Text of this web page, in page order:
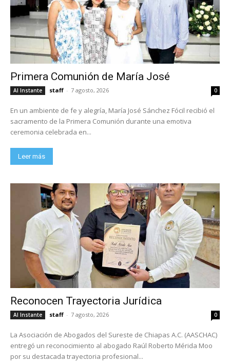
Primera Comunión de María José
Al Instante staff - 7 agosto, 2026 0
En un ambiente de fe y alegría, María José Sánchez Fócil recibió el
sacramento de la Primera Comunión durante una emotiva
ceremonia celebrada en...
Leer más
Reconocen Trayectoria Jurídica
Al Instante staff - 7 agosto, 2026 0
La Asociación de Abogados del Sureste de Chiapas A.C. (AASCHAC)
entregó un reconocimiento al abogado Raúl Roberto Mérida Moo
por su destacada trayectoria profesional...